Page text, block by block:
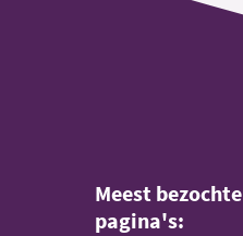
Meest bezochte
pagina's: